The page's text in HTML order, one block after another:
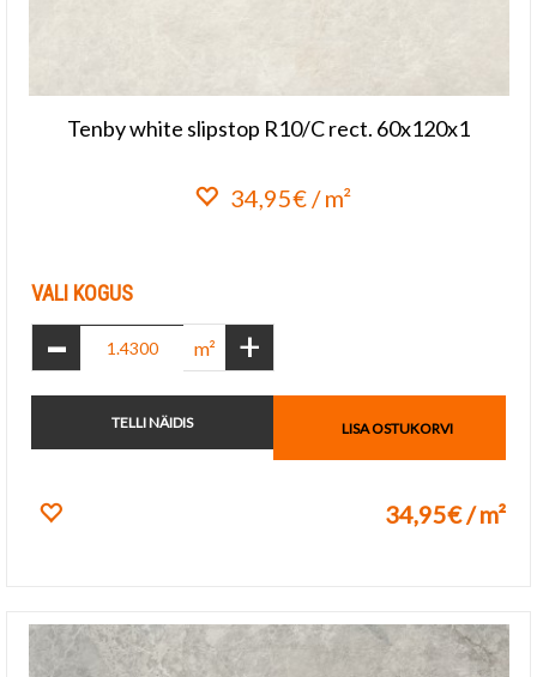
Tenby white slipstop R10/C rect. 60x120x1
34,95€ / m²
VALI KOGUS
- m² +
TELLI NÄIDIS LISA OSTUKORVI
34,95€ / m²